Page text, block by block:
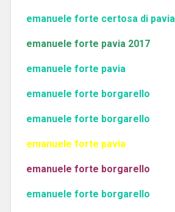
emanuele forte certosa di pavia
emanuele forte pavia 2017
emanuele forte pavia
emanuele forte borgarello
emanuele forte borgarello
emanuele forte pavia
emanuele forte borgarello
emanuele forte borgarello